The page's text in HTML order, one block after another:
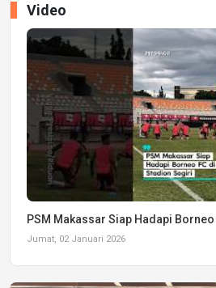
Video
PSM Makassar Siap Hadapi
Jumat, 02 Januari 2026